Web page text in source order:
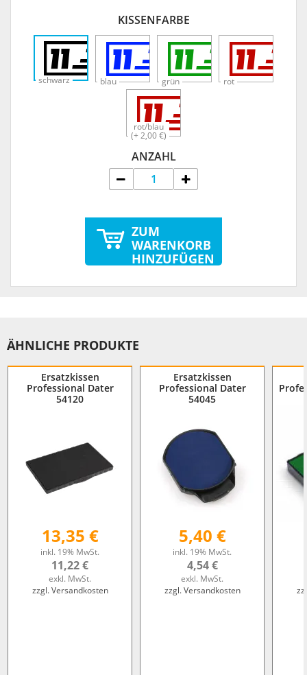
KISSENFARBE
schwarz blau grün rot
rot/blau
(+ 2,00 €)
ANZAHL
ZUM
WARENKORB
HINZUFÜGEN
ÄHNLICHE PRODUKTE
Ersatzkissen
Professional Dater
54120
13,35 €
inkl. 19% MwSt.
11,22 €
exkl. MwSt.
zzgl. Versandkosten
Ersatzkissen
Professional Dater
54045
5,40 €
inkl. 19% MwSt.
4,54 €
exkl. MwSt.
zzgl. Versandkosten